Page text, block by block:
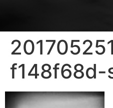
f148f68d-